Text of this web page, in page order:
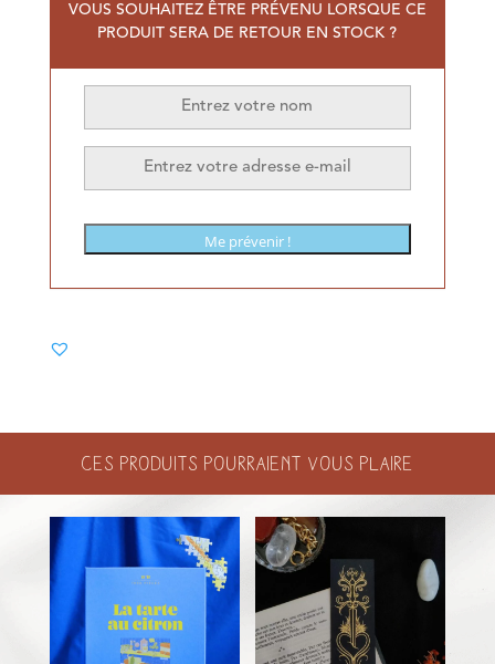
VOUS SOUHAITEZ ÊTRE PRÉVENU LORSQUE CE
PRODUIT SERA DE RETOUR EN STOCK ?
Me prévenir !
Ces produits pourraient vous plaire